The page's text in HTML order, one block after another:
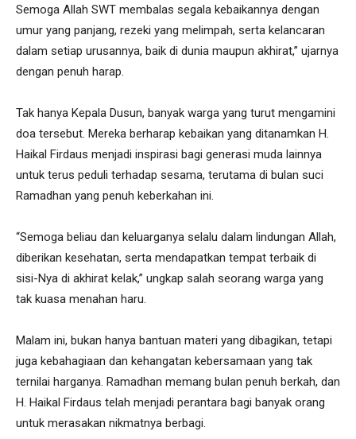
Semoga Allah SWT membalas segala kebaikannya dengan
umur yang panjang, rezeki yang melimpah, serta kelancaran
dalam setiap urusannya, baik di dunia maupun akhirat,” ujarnya
dengan penuh harap.
Tak hanya Kepala Dusun, banyak warga yang turut mengamini
doa tersebut. Mereka berharap kebaikan yang ditanamkan H.
Haikal Firdaus menjadi inspirasi bagi generasi muda lainnya
untuk terus peduli terhadap sesama, terutama di bulan suci
Ramadhan yang penuh keberkahan ini.
“Semoga beliau dan keluarganya selalu dalam lindungan Allah,
diberikan kesehatan, serta mendapatkan tempat terbaik di
sisi-Nya di akhirat kelak,” ungkap salah seorang warga yang
tak kuasa menahan haru.
Malam ini, bukan hanya bantuan materi yang dibagikan, tetapi
juga kebahagiaan dan kehangatan kebersamaan yang tak
ternilai harganya. Ramadhan memang bulan penuh berkah, dan
H. Haikal Firdaus telah menjadi perantara bagi banyak orang
untuk merasakan nikmatnya berbagi.